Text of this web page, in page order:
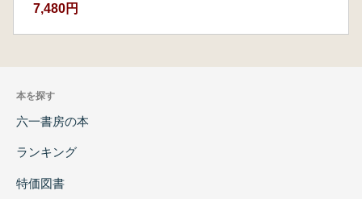
7,480円
本を探す
六一書房の本
ランキング
特価図書